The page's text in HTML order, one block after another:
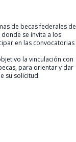
de becas federales de
se invita a los
en las convocatorias
la vinculación con
para orientar y dar
su solicitud.